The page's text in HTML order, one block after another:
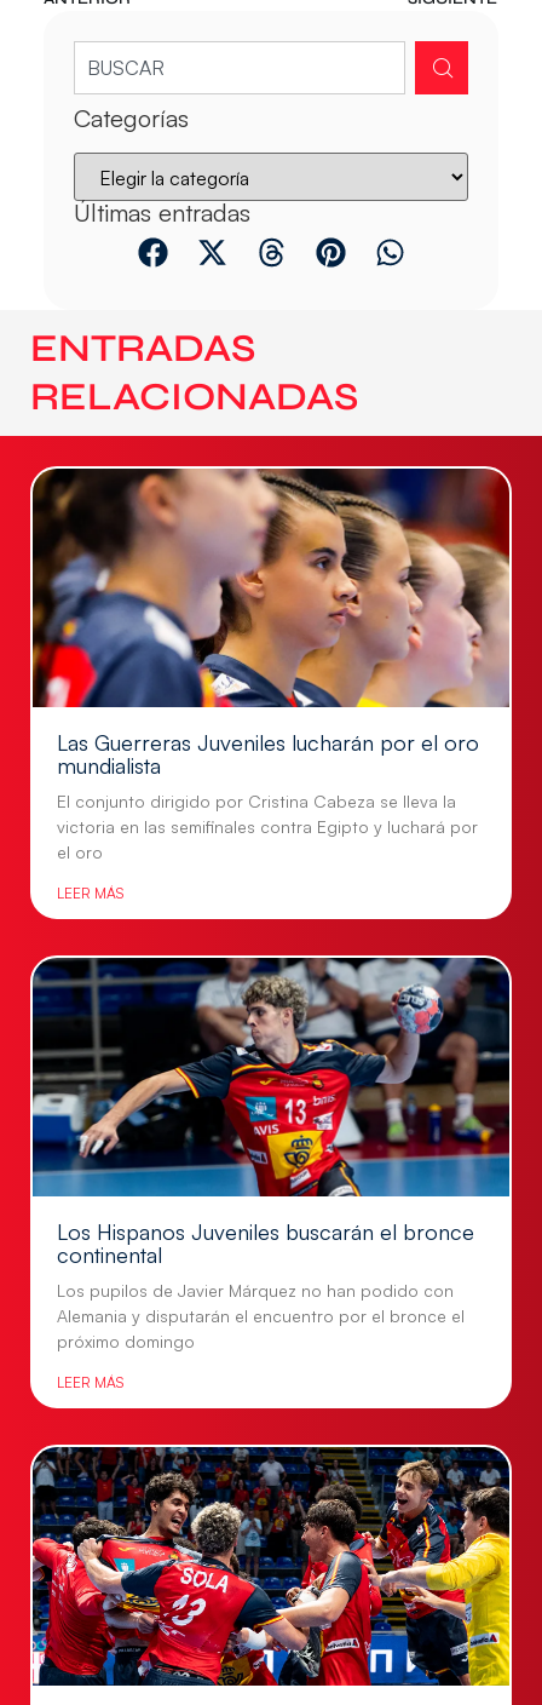
Categorías
Últimas entradas
ENTRADAS
RELACIONADAS
Las Guerreras Juveniles lucharán por el oro
mundialista
El conjunto dirigido por Cristina Cabeza se lleva la
victoria en las semifinales contra Egipto y luchará por
el oro
LEER MÁS
Los Hispanos Juveniles buscarán el bronce
continental
Los pupilos de Javier Márquez no han podido con
Alemania y disputarán el encuentro por el bronce el
próximo domingo
LEER MÁS